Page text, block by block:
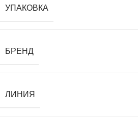
УПАКОВКА
БРЕНД
ЛИНИЯ